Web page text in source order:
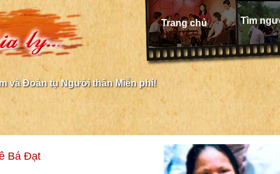
Trang chủ Tìm
và Đoàn tụ Người thân Miễn phí!
Bá Đạt